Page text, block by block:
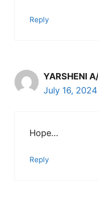
Reply
YARSHENI
July 16,
Hope…
Reply